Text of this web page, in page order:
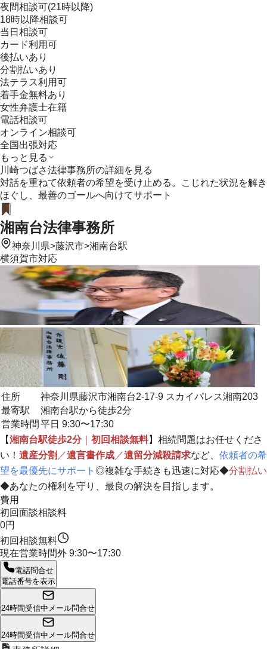
夜間相談可(21時以降)
18時以降相談可
当日相談可
カード利用可
後払いあり
分割払いあり
法テラス利用可
着手金無料あり
女性弁護士在籍
電話相談可
オンライン相談可
全国出張対応
もっと見る
川崎つばさ法律事務所の詳細を見る
対話を重ねて依頼者の希望を受け止める。こじれた状況を解き
ほぐし、最善のゴールへ向けてサポート
湘南台法律事務所
神奈川県>藤沢市>湘南台駅
横須賀市対応
住所
神奈川県藤沢市湘南台2-17-9 スカイパレス湘南203
最寄駅
湘南台駅から徒歩2分
営業時間 平日 9:30〜17:30
【湘南台駅徒歩2分｜ 初回相談無料】相続問題はお任せくださ
い！ 遺産分割 ／遺言書作成 ／遺留分減殺請求など、 依頼者の希
望を最優先にサポート ◎複雑な手続きも迅速に対応◆分割払い
◆あなたの権利を守り、最良の解決を目指します。
費用
初回面談相談料
0円
初回相談無料
現在営業時間外 9:30〜17:30
電話問合せ
電話番号を表示
24時間受信中 メール問合せ
24時間受信中 メール問合せ